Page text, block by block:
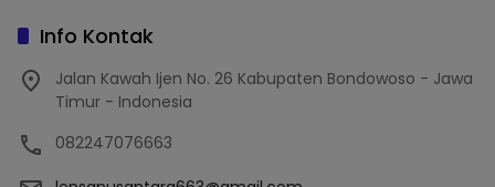
Info Kontak
Jalan Kawah Ijen No. 26 Kabupaten Bondowoso - Jawa
Timur - Indonesia
082247076663